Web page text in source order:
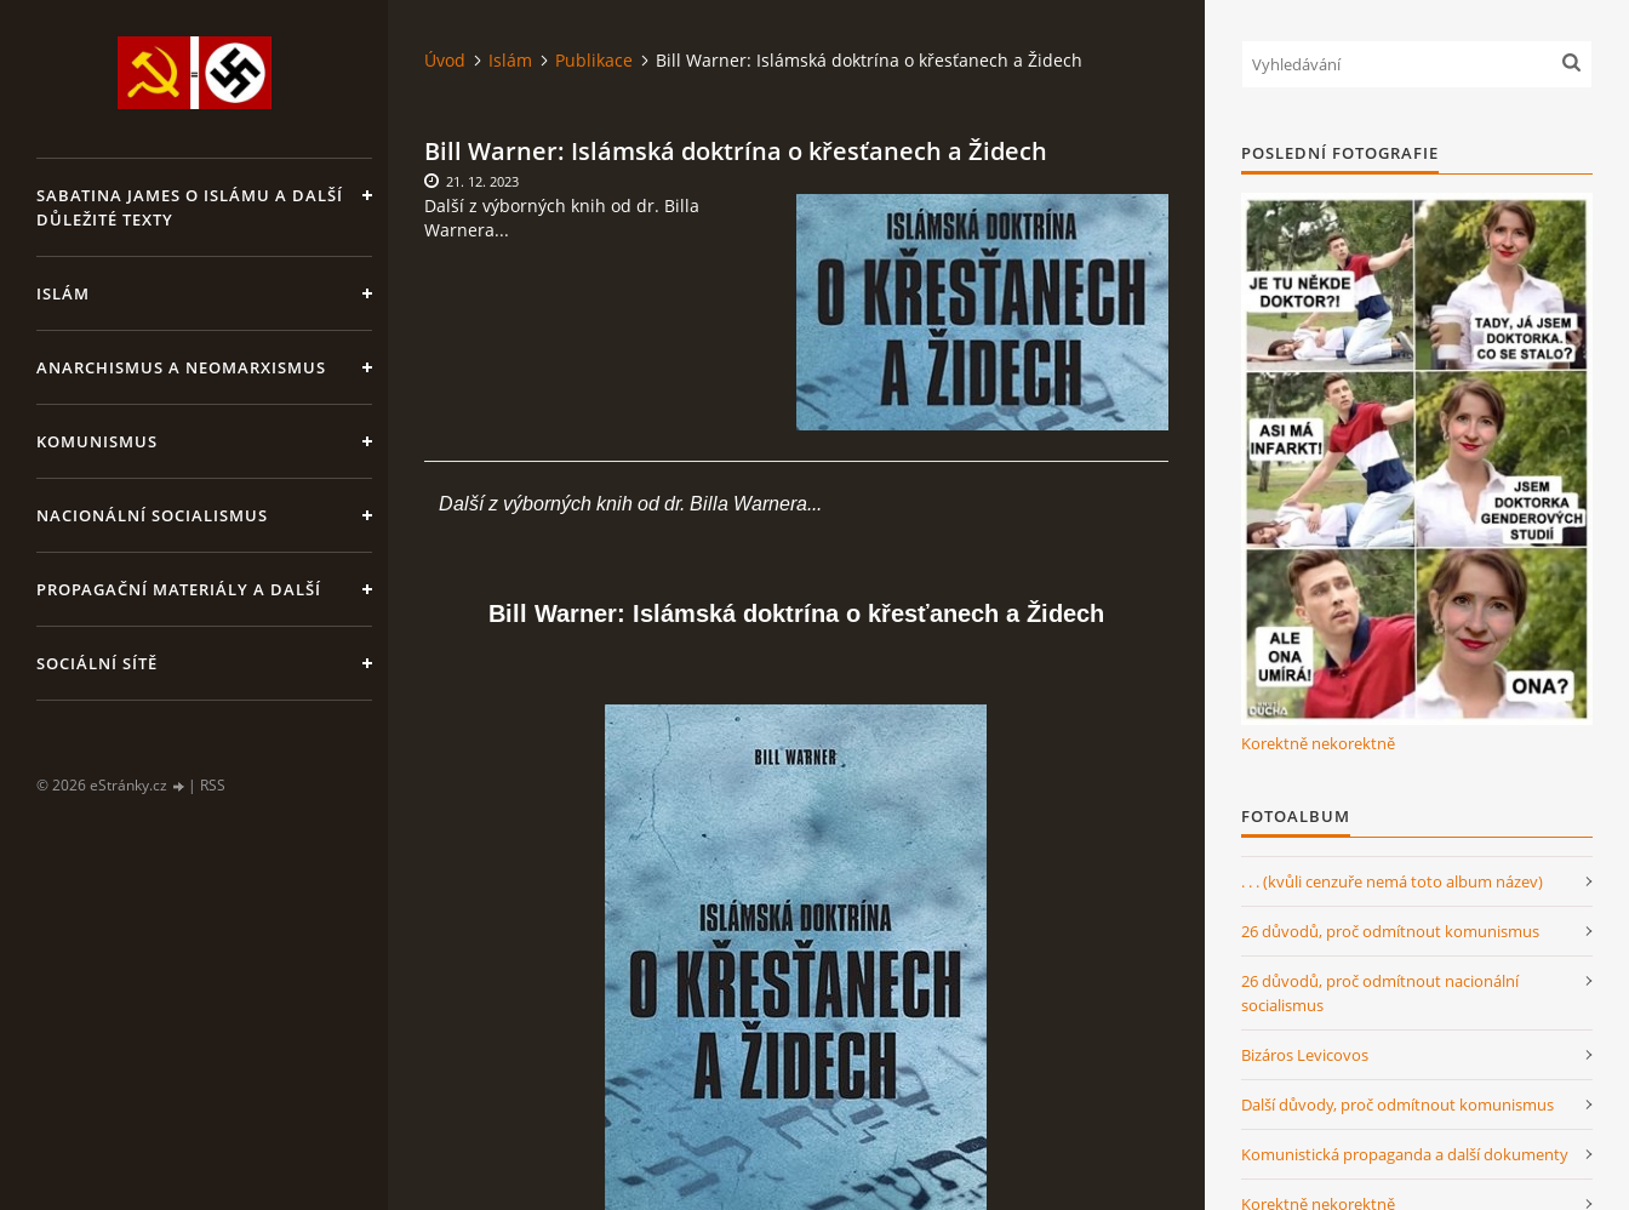
SABATINA JAMES O ISLÁMU A DALŠÍ
DŮLEŽITÉ TEXTY
ISLÁM
ANARCHISMUS A NEOMARXISMUS
KOMUNISMUS
NACIONÁLNÍ SOCIALISMUS
PROPAGAČNÍ MATERIÁLY A DALŠÍ
SOCIÁLNÍ SÍTĚ
© 2026 eStránky.cz | RSS
Úvod Islám Publikace Bill Warner: Islámská doktrína o křesťanech a Židech
Bill Warner: Islámská doktrína o křesťanech a Židech
Další z výborných knih od dr. Billa
Warnera...
21. 12. 2023
Další z výborných knih od dr. Billa Warnera...
Bill Warner: Islámská doktrína o křesťanech a Židech
POSLEDNÍ FOTOGRAFIE
Korektně nekorektně
FOTOALBUM
. . . (kvůli cenzuře nemá toto album název)
26 důvodů, proč odmítnout komunismus
26 důvodů, proč odmítnout nacionální
socialismus
Bizáros Levicovos
Další důvody, proč odmítnout komunismus
Komunistická propaganda a další dokumenty
Korektně nekorektně